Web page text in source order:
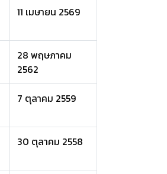
11 เมษายน 2569
28 พฤษภาคม
2562
7 ตุลาคม 2559
30 ตุลาคม 2558